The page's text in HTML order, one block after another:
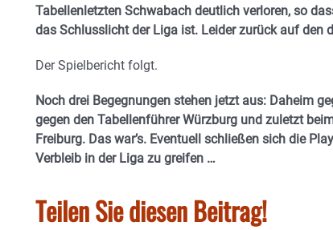
Tabellenletzten Schwabach deutlich verloren, so
das Schlusslicht der Liga ist. Leider zurück auf den
Der Spielbericht folgt.
Noch drei Begegnungen stehen jetzt aus: Daheim
gegen den Tabellenführer Würzburg und zuletzt
Freiburg. Das war’s. Eventuell schließen sich die
Verbleib in der Liga zu greifen …
Teilen Sie diesen Beitrag!